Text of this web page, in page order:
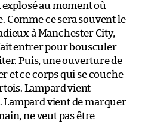
au moment où
Comme ce sera souvent le
à Manchester City,
entrer pour bousculer
Puis, une ouverture de
et ce corps qui se couche
Lampard vient
Lampard vient de marquer
ne veut pas être